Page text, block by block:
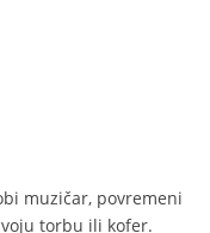
muzičar, povremeni
torbu ili kofer.